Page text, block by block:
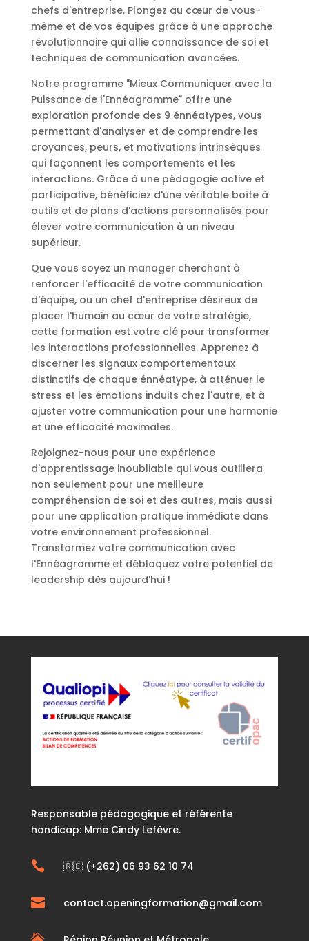
chefs d'entreprise. Plongez au cœur de vous-
même et de vos équipes grâce à une approche
révolutionnaire qui allie connaissance de soi et
techniques de communication avancées.
Notre programme "Mieux Communiquer avec la
Puissance de l'Ennéagramme" offre une
exploration profonde des 9 énnéatypes, vous
permettant d'analyser et de comprendre les
croyances, peurs, et motivations intrinsèques
qui façonnent les comportements et les
interactions. Grâce à une pédagogie active et
participative, bénéficiez d'une véritable boîte à
outils et de plans d'actions personnalisés pour
élever votre communication à un niveau
supérieur.
Que vous soyez un manager cherchant à
renforcer l'efficacité de votre communication
d'équipe, ou un chef d'entreprise désireux de
placer l'humain au cœur de votre stratégie,
cette formation est votre clé pour transformer
les interactions professionnelles. Apprenez à
discerner les signaux comportementaux
distinctifs de chaque énnéatype, à atténuer le
stress et les émotions induits chez l'autre, et à
ajuster votre communication pour une harmonie
et une efficacité maximales.
Rejoignez-nous pour une expérience
d'apprentissage inoubliable qui vous outillera
non seulement pour une meilleure
compréhension de soi et des autres, mais aussi
pour une application pratique immédiate dans
votre environnement professionnel.
Transformez votre communication avec
l'Ennéagramme et débloquez votre potentiel de
leadership dès aujourd'hui !
Responsable pédagogique et référente
handicap: Mme Cindy Lefèvre.
 🇷🇪 (+262) 06 93 62 10 74
 contact.openingformation@gmail.com